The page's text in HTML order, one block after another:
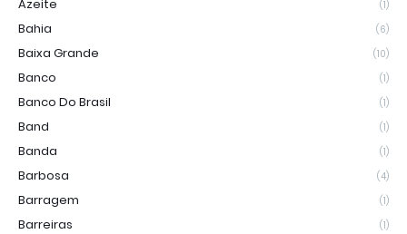
Azeite (1)
Bahia (6)
Baixa Grande (10)
Banco (1)
Banco Do Brasil (1)
Band (1)
Banda (1)
Barbosa (4)
Barragem (1)
Barreiras (1)